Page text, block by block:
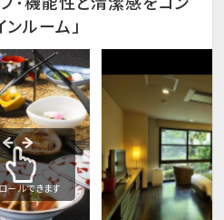
ルーム」
ールできます